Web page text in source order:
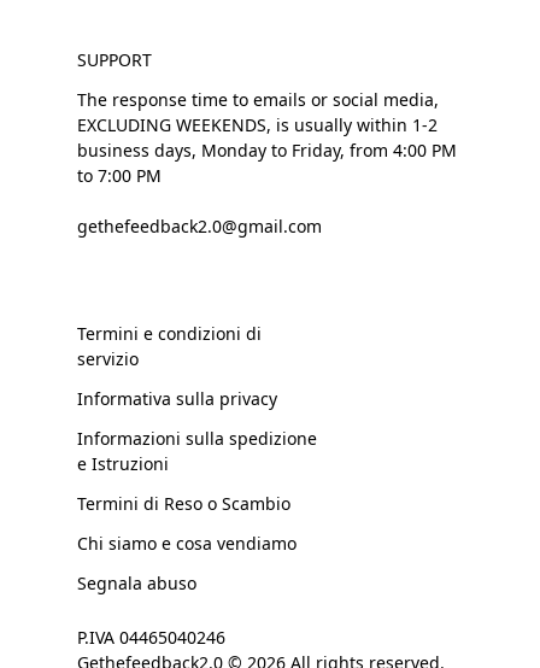
SUPPORT
The response time to emails or social media,
EXCLUDING WEEKENDS, is usually within 1-2
business days, Monday to Friday, from 4:00 PM
to 7:00 PM
gethefeedback2.0@gmail.com
Termini e condizioni di
servizio
Informativa sulla privacy
Informazioni sulla spedizione
e Istruzioni
Termini di Reso o Scambio
Chi siamo e cosa vendiamo
Segnala abuso
P.IVA 04465040246
Gethefeedback2.0 © 2026 All rights reserved.